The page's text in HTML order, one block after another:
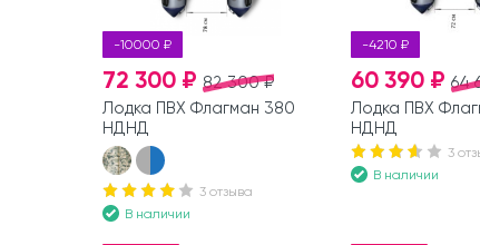
-10000 ₽
82 300 ₽
72 300 ₽
Лодка ПВХ Флагман 380
НДНД
3 отзыва
В наличии
-4210 ₽
64
60 390 ₽
Лодка ПВХ
НДНД
3
В наличии